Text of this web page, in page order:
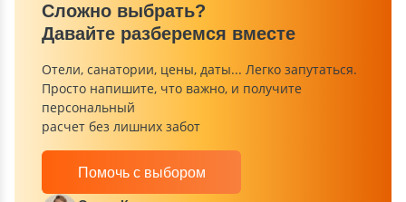
Сложно выбрать?
Давайте разберемся вместе
Отели, санатории, цены, даты... Легко запутаться.
Просто напишите, что важно, и получите
персональный
расчет без лишних забот
Помочь с выбором